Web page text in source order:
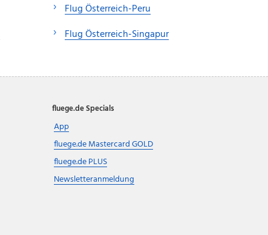
Flug Österreich-Peru
Flug Österreich-Singapur